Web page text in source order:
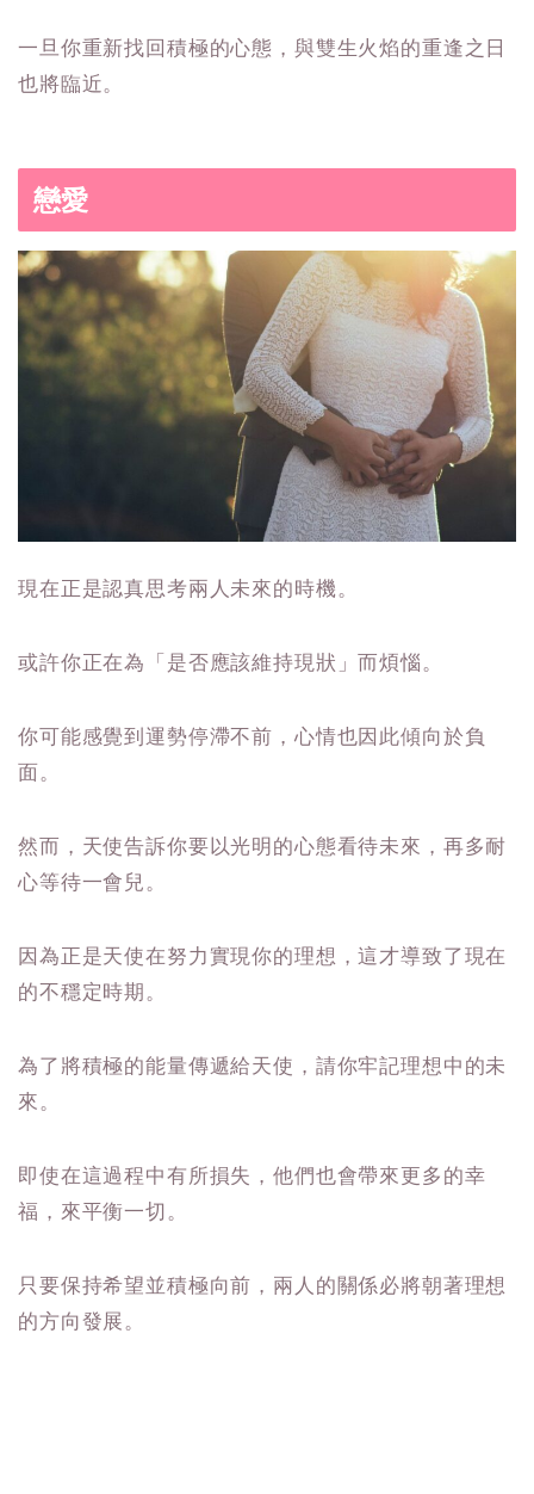
一旦你重新找回積極的心態，與雙生火焰的重逢之日
也將臨近。
戀愛
現在正是認真思考兩人未來的時機。
或許你正在為「是否應該維持現狀」而煩惱。
你可能感覺到運勢停滯不前，心情也因此傾向於負
面。
然而，天使告訴你要以光明的心態看待未來，再多耐
心等待一會兒。
因為正是天使在努力實現你的理想，這才導致了現在
的不穩定時期。
為了將積極的能量傳遞給天使，請你牢記理想中的未
來。
即使在這過程中有所損失，他們也會帶來更多的幸
福，來平衡一切。
只要保持希望並積極向前，兩人的關係必將朝著理想
的方向發展。